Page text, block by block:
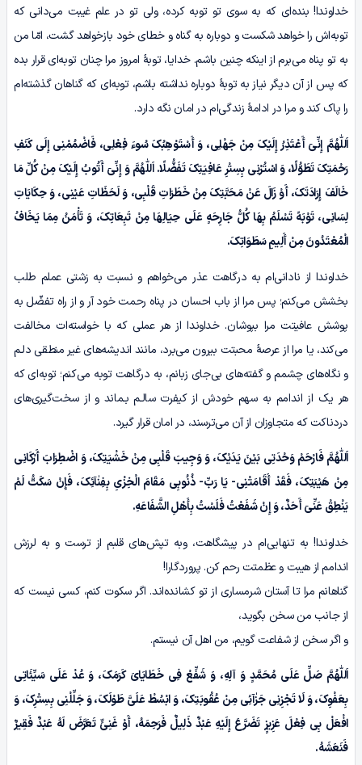
خداوندا! بنده‌ای که به سوی تو توبه کرده، ولی تو در علم غیبت می‌دانی که
توبه‌اش را خواهد شکست و دوباره به گناه و خطای خود بازخواهد گشت، امّا من
به تو پناه می‌برم از اینکه چنین باشم. خدایا، توبۀ امروز مرا چنان توبه‌ای قرار بده
که پس از آن دیگر نیاز به توبۀ دوباره نداشته باشم، توبه‌ای که گناهان گذشته‌ام
را پاک کند و مرا در ادامۀ زندگی‌ام در امان نگه دارد.
اَللّٰهُمَّ إِنِّیٓأَعْتَذِرُ إِلَیْکَ مِنْ جَهْلِی، وَ أَسْتَوْهِبُکَ سُوءَ فِعْلِی، فَاضْمُمْنِی إِلَى کَنَفِ
رَحْمَتِکَ تَطَوُّلًا، وَ اسْتُرْنِی بِسِتْرِ عَافِیَتِکَ تَفَضُّلًا.اَللّٰهُمَّوَ إِنِّیٓأَتُوبُ إِلَیْکَ مِنْ کُلِّ مَا
خَالَفَ إِرَادَتَکَ، أَوْ زَالَ عَنْ مَحَبَّتِکَ مِنْ خَطَرَاتِ قَلْبِی، وَ لَحَظَاتِ عَیْنِی، وَ حِکَایَاتِ
لِسَانِی، تَوْبَهً تَسْلَمُ بِهَا کُلُّ جَارِحَهٍ عَلَى حِیَالِهَا مِنْ تَبِعَاتِکَ، وَ تَأْمَنُ مِمَا یَخَافُ
الْمُعْتَدُونَ مِنْ أَلِیمِ سَطَوَاتِکَ.
خداوندا از نادانی‌ام به درگاهت عذر می‌خواهم و نسبت به زشتی عملم طلب
بخشش می‌کنم؛ پس مرا از باب احسان در پناه رحمت خود آر و از راه تفضّل به
پوشش عافیتت مرا بپوشان. خداوندا از هر عملی که با خواسته‌ات مخالفت
می‌کند، یا مرا از عرصۀ محبتت بیرون می‌برد، مانند اندیشه‌های غیر منطقی دلـم
و نگاه‌های چشمم و گفته‌های بی‌جای زبانم، به درگاهت توبه می‌کنم؛ توبه‌ای که
هر یک از اندامم به سهم خودش از کیفرت سالـم بـماند و از سخت‌گیری‌های
دردناکت که متجاوزان از آن می‌ترسند، در امان قرار گیرد.
اَللّٰهُمَّ فَارْحَمْ وَحْدَتِی بَیْنَ یَدَیْکَ، وَ وَجِیبَ قَلْبِی مِنْ خَشْیَتِکَ، وَ اضْطِرَابَ أَرْکَانِی
مِنْ هَیْبَتِکَ، فَقَدْ أَقَامَتْنِی- یَا رَبِّ- ذُنُوبِی مَقَامَ الْخِزْیِبِفِنٰآئِکَ، فَإِنْ سَکَتُّ لَمْ
یَنْطِقْ عَنِّیٓأَحَدٌ، وَ إِنْ شَفَعْتُ فَلَسْتُ بِأَهْلِ الشَّفَاعَهِ.
خداوندا! به تنهایی‌ام در پیشگاهت، وبه تپش‌های قلبم از ترست و به لرزش
اندامم از هیبت و عظمتت رحم کن. پروردگارا!
گناهانم مرا تا آستان شرمساری‌ از تو کشانده‌اند. اگر سکوت کنم، کسی نیست که
از جانب من سخن بگوید،
و اگر سخن از شفاعت گویم، من اهل آن نیستم.
اَللّٰهُمَّ صَلِّ عَلَى مُحَمَّدٍ وَ آلِهِ، وَ شَفِّعْ فِی خَطَایَایَ کَرَمَکَ، وَ عُدْ عَلَى سَیِّئَاتِی
بِعَفْوِکَ، وَ لَا تَجْزِنِیجَزٰآئِیمِنْ عُقُوبَتِکَ، وَ ابْسُطْ عَلَیَّ طَوْلَکَ، وَ جَلِّلْنِی بِسِتْرِکَ، وَ
افْعَلْ بِی فِعْلَ عَزِیزٍ تَضَرَّعَ إِلَیْهِ عَبْدٌ ذَلِیلٌ فَرَحِمَهُ، أَوْ غَنِیٍّ تَعَرَّضَ لَهُ عَبْدٌ فَقِیرٌ
فَنَعَشَهُ.